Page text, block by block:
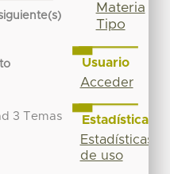
3 Temas
Materia
Tipo
Usuario
Acceder
Estadísticas
Estadísticas
de uso